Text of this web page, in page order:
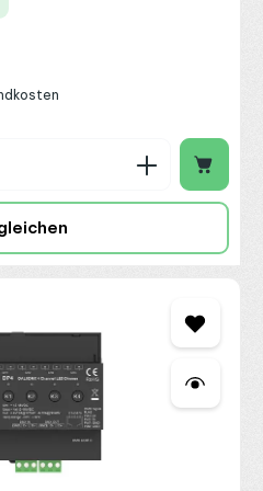
den gewünschten Wert